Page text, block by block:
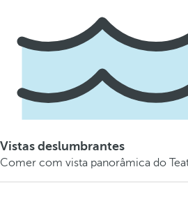
Vistas deslumbrantes
Comer com vista panorâmica do